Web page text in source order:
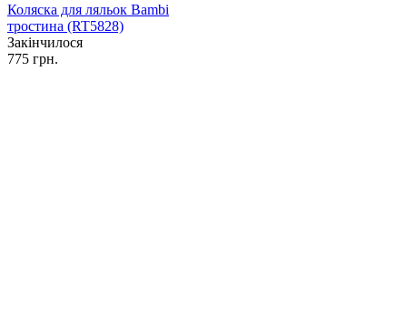
Коляска для ляльок Bambi
тростина (RT5828)
Закінчилося
775 грн.